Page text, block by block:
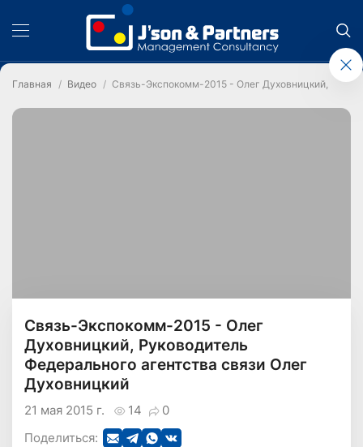
Главная Видео Связь-Экспокомм-2015 - Олег Духовницкий,
Связь-Экспокомм-2015 - Олег
Духовницкий, Руководитель
Федерального агентства связи Олег
Духовницкий
14 0
21 мая 2015 г.
Поделиться: